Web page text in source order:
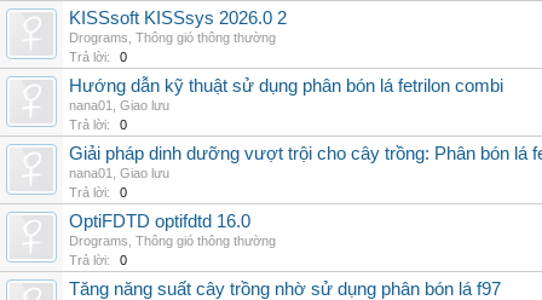
KISSsoft KISSsys 2026.0 2
Drograms Thông gió thông thường
Trả lời:
0
Hướng dẫn kỹ thuật sử dụng phân bón lá fetrilon combi
nana01
Giao lưu
Trả lời:
0
Giải pháp dinh dưỡng vượt trội cho cây trồng: Phân bón lá
nana01
Giao lưu
Trả lời:
0
OptiFDTD optifdtd 16.0
Drograms Thông gió thông thường
Trả lời:
0
Tăng năng suất cây trồng nhờ sử dụng phân bón lá f97